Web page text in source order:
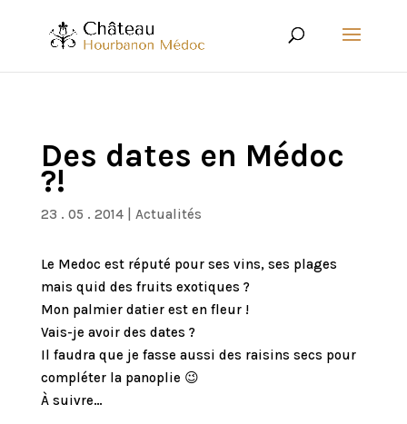
Des dates en Médoc
?!
23 . 05 . 2014| Actualités
Le Medoc est réputé pour ses vins, ses plages
mais quid des fruits exotiques ?
Mon palmier datier est en fleur !
Vais-je avoir des dates ?
Il faudra que je fasse aussi des raisins secs pour
compléter la panoplie 😉
À suivre…